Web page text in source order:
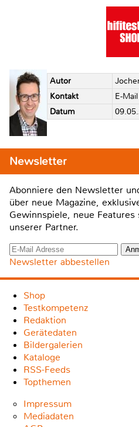
Autor
Kontakt
E-Mail
Datum
Newsletter
Abonniere den Newsletter
über neue Magazine,
Gewinnspiele, neue
unserer Partner.
Newsletter abbestellen
Shop
Testkompetenz
Redaktion
Gerätedaten
Bildergalerien
Kataloge
RSS-Feeds
Topthemen
Impressum
Mediadaten